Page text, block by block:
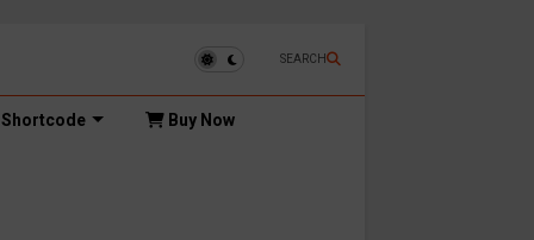
SEARCH
Shortcode Buy Now